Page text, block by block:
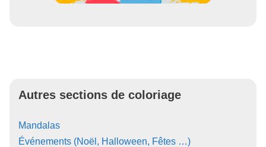
Autres sections de coloriage
Mandalas
Événements (Noël, Halloween, Fêtes …)